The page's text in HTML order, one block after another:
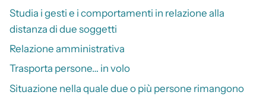
Studia i gesti e i comportamenti in relazione alla
distanza di due soggetti
Relazione amministrativa
Trasporta persone… in volo
Situazione nella quale due o più persone rimangono